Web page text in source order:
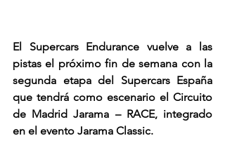
El Supercars Endurance vuelve a las
pistas el próximo fin de semana con la
segunda etapa del Supercars España
que tendrá como escenario el Circuito
de Madrid Jarama – RACE, integrado
en el evento Jarama Classic.